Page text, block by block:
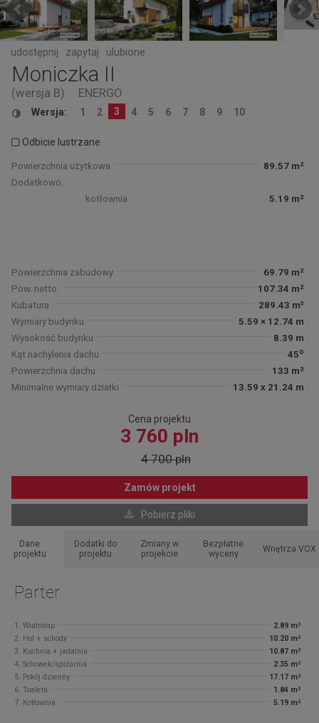
udostępnij zapytaj ulubione
Moniczka II
(wersja B) ENERGO
Wersja: 1 2 3 4 5 6 7 8 9 10
Odbicie lustrzane
Powierzchnia użytkowa
89.57 m²
Dodatkowo:
kotłownia
5.19 m²
Powierzchnia zabudowy
69.79 m²
Pow. netto
107.34 m²
Kubatura
289.43 m³
Wymiary budynku
5.59 × 12.74 m
Wysokość budynku
8.39 m
Kąt nachylenia dachu
45o
Powierzchnia dachu
133 m²
Minimalne wymiary działki
13.59 x 21.24 m
Cena projektu
3 760 pln
4 700 pln
Zamów projekt
Pobierz pliki
Dane
projektu
Dodatki do
projektu
Zmiany w
projekcie
Bezpłatne
wyceny
Wnętrza VOX
Parter
1. Wiatrołap
2.89 m²
2. Hol + schody
10.20 m²
3. Kuchnia + jadalnia
10.87 m²
4. Schowek/spiżarnia
2.35 m²
5. Pokój dzienny
17.17 m²
6. Toaleta
1.84 m²
7. Kotłownia
5.19 m²